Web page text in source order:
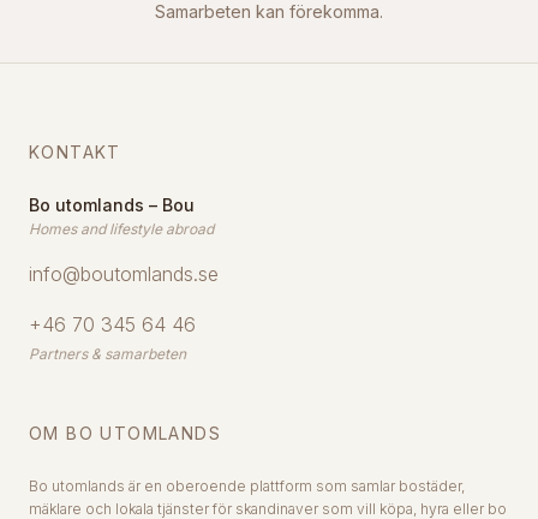
Samarbeten kan förekomma.
KONTAKT
Bo utomlands – Bou
Homes and lifestyle abroad
info@boutomlands.se
+46 70 345 64 46
Partners & samarbeten
OM BO UTOMLANDS
Bo utomlands är en oberoende plattform som samlar bostäder,
mäklare och lokala tjänster för skandinaver som vill köpa, hyra eller bo